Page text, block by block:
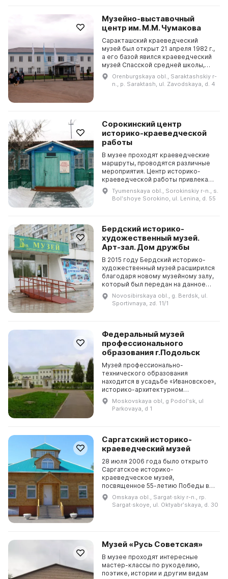
Музейно-выставочный
центр им. М.М. Чумакова
Саракташский краеведческий
музей был открыт 21 апреля 1982 г.,
а его базой явился краеведческий
музей Спасской средней школы,
который существовал с 10
сентября 1963 г. С 1 января 1984 г.
музей стал са...
Orenburgskaya obl., Saraktashskiy r-
n., p. Saraktash, ul. Zavodskaya, d. 4
Сорокинский центр
историко-краеведческой
работы
В музее проходят краеведческие
маршруты, проводятся различные
мероприятия. Центр историко-
краеведческой работы привлекает
внимание к культурно-
исторической спадкоемкости
нашего района. 20 декабря 1...
Tyumenskaya obl., Sorokinskiy r-n., s.
Bolʹshoye Sorokino, ul. Lenina, d. 55
Бердский историко-
художественный музей.
Арт-зал. Дом дружбы
В 2015 году Бердский историко-
художественный музей расширился
благодаря новому музейному залу,
который был передан на данное
помещение несколько лет назад.
Для его ремонта была объявлена
акция «Поможе...
Novosibirskaya obl., g. Berdsk, ul.
Sportivnaya, zd. 11/1
Федеральный музей
профессионального
образования г.Подольск
Музей профессионально-
технического образования
находится в усадьбе «Ивановское»,
историко-архитектурном
памятнике федерального значения
в городе Подольске на берегу
реки Пахры. Он был открыт
Moskovskaya obl, g Podolʹsk, ul
Parkovaya, d 1
Саргатский историко-
краеведческий музей
28 июля 2006 года было открыто
Саргатское историко-
краеведческое музей,
посвященное 55-летию Победы в
Великой Отечественной войне.
Основная цель музея - собирать
все исторические материалы и
Omskaya obl., Sargat·skiy r-n., rp.
Sargat·skoye, ul. Oktyabrʹskaya, d. 30
Музей «Русь Советская»
В музее проходят интересные
мастер-классы по рукоделию,
поэтике, истории и другим видам